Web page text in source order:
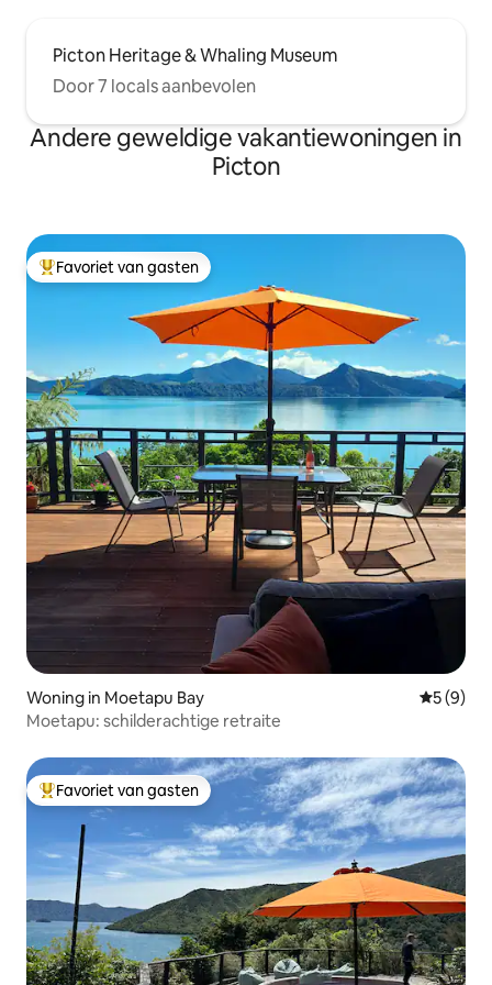
Picton Heritage & Whaling Museum
Door 7 locals aanbevolen
Andere geweldige vakantiewoningen in
Picton
Topfavoriet van gasten
Favoriet van gasten
Woning in Moetapu Bay
5 (9)
Moetapu: schilderachtige retraite
Topfavoriet van gasten
Favoriet van gasten